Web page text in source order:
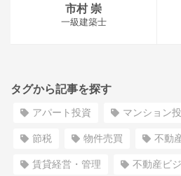
市村 崇
一級建築士
タグから記事を探す
アパート投資 マンション
節税 物件売買 不動
賃貸経営・管理 不動産ビ